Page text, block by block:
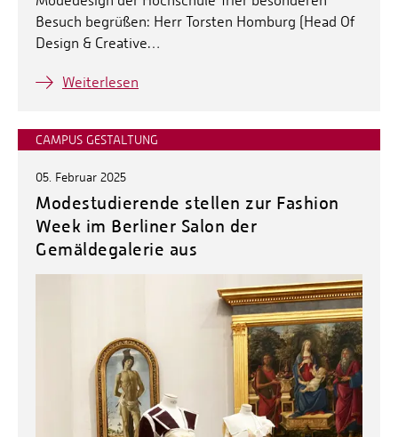
Besuch begrüßen: Herr Torsten Homburg (Head Of
Design & Creative…
Weiterlesen
CAMPUS GESTALTUNG
05. Februar 2025
Modestudierende stellen zur Fashion
Week im Berliner Salon der
Gemäldegalerie aus